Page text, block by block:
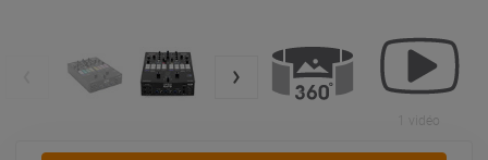
1 vidéo